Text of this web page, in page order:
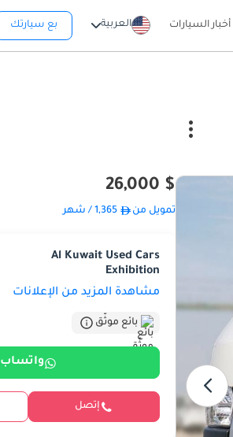
أخبار السيارات العربية بع سيارتك
$ 26,000
تمويل من 1,365 / شهر
Al Kuwait Used Cars
Exhibition
مشاهدة المزيد من الإعلانات
بائع موثّق
واتساب
إتصل